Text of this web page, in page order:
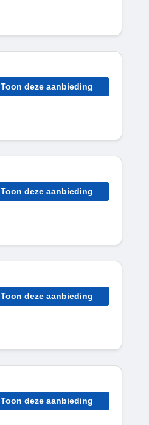
Toon deze aanbieding
Toon deze aanbieding
Toon deze aanbieding
Toon deze aanbieding